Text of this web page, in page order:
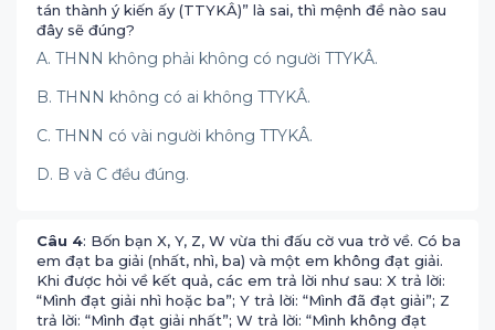
tán thành ý kiến ấy (TTYKÂ)” là sai, thì mệnh đề nào sau
đây sẽ đúng?
A. THNN không phải không có người TTYKÂ.
B. THNN không có ai không TTYKÂ.
C. THNN có vài người không TTYKÂ.
D. B và C đều đúng.
Câu 4: Bốn bạn X, Y, Z, W vừa thi đấu cờ vua trở về. Có ba
em đạt ba giải (nhất, nhì, ba) và một em không đạt giải.
Khi được hỏi về kết quả, các em trả lời như sau: X trả lời:
“Mình đạt giải nhì hoặc ba”; Y trả lời: “Mình đã đạt giải”; Z
trả lời: “Mình đạt giải nhất”; W trả lời: “Mình không đạt